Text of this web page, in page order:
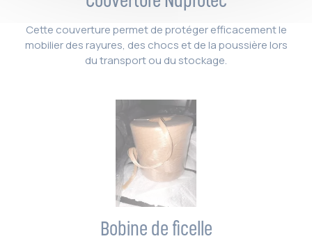
Cette couverture permet de protéger efficacement le
mobilier des rayures, des chocs et de la poussière lors
du transport ou du stockage.
Bobine de ficelle